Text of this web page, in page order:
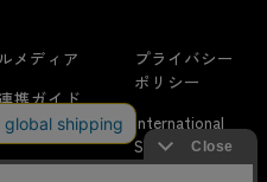
メディア
携ガイド
プライバシー
ポリシー
International
Shipping